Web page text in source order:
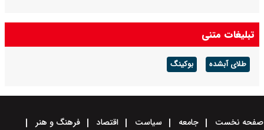
تبلیغات متنی
طلای آبشده بوکینگ
صفحه نخست جامعه سیاست اقتصاد
فرهنگ و هنر